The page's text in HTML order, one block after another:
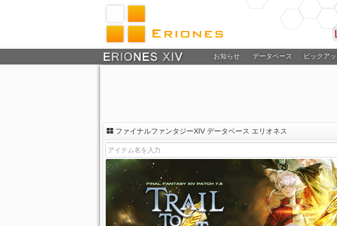
お知らせ データベース ピックア
ファイナルファンタジーXIV データベース エリオネス